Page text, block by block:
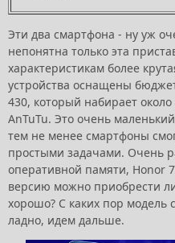
Эти два смартфона - ну уж
непонятна только эта
характеристикам более
устройства оснащены
430, который набирает
AnTuTu. Это очень
тем не менее смартфоны
простыми задачами. Очень
оперативной памяти, Honor
версию можно приобрести
хорошо? С каких пор модель
ладно, идем дальше.